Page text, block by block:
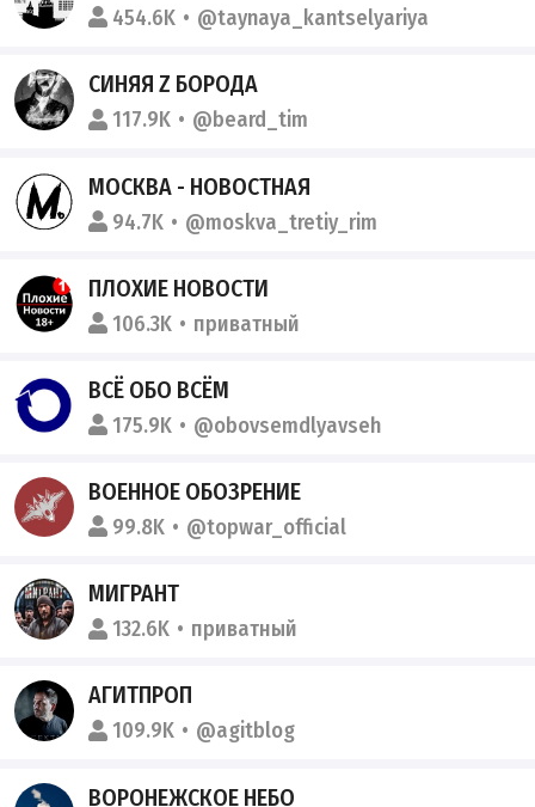
454.6K @taynaya_kantselyariya
СИНЯЯ Z БОРОДА
117.9K @beard_tim
МОСКВА - НОВОСТНАЯ
94.7K @moskva_tretiy_rim
ПЛОХИЕ НОВОСТИ
106.3K приватный
ВСЁ ОБО ВСЁМ
175.9K @obovsemdlyavseh
ВОЕННОЕ ОБОЗРЕНИЕ
99.8K @topwar_official
МИГРАНТ
132.6K приватный
АГИТПРОП
109.9K @agitblog
ВОРОНЕЖСКОЕ НЕБО